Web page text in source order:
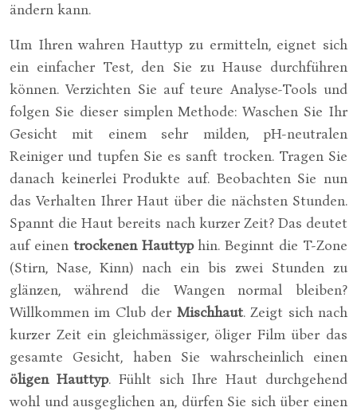
ändern kann.
Um Ihren wahren Hauttyp zu ermitteln, eignet sich
ein einfacher Test, den Sie zu Hause durchführen
können. Verzichten Sie auf teure Analyse-Tools und
folgen Sie dieser simplen Methode: Waschen Sie Ihr
Gesicht mit einem sehr milden, pH-neutralen
Reiniger und tupfen Sie es sanft trocken. Tragen Sie
danach keinerlei Produkte auf. Beobachten Sie nun
das Verhalten Ihrer Haut über die nächsten Stunden.
Spannt die Haut bereits nach kurzer Zeit? Das deutet
auf einen trockenen Hauttyphin. Beginnt die T-Zone
(Stirn, Nase, Kinn) nach ein bis zwei Stunden zu
glänzen, während die Wangen normal bleiben?
Willkommen im Club der Mischhaut. Zeigt sich nach
kurzer Zeit ein gleichmässiger, öliger Film über das
gesamte Gesicht, haben Sie wahrscheinlich einen
öligen Hauttyp. Fühlt sich Ihre Haut durchgehend
wohl und ausgeglichen an, dürfen Sie sich über einen